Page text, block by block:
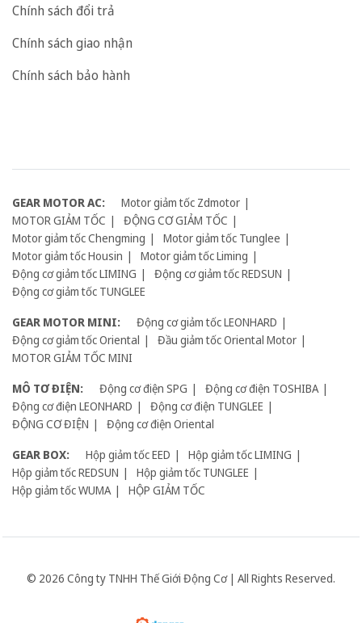
Chính sách đổi trả
Chính sách giao nhận
Chính sách bảo hành
GEAR MOTOR AC:
Motor giảm tốc Zdmotor
MOTOR GIẢM TỐC
ĐỘNG CƠ GIẢM TỐC
Motor giảm tốc Chengming
Motor giảm tốc Tunglee
Motor giảm tốc Housin
Motor giảm tốc Liming
Động cơ giảm tốc LIMING
Động cơ giảm tốc REDSUN
Động cơ giảm tốc TUNGLEE
GEAR MOTOR MINI:
Động cơ giảm tốc LEONHARD
Động cơ giảm tốc Oriental
Đầu giảm tốc Oriental Motor
MOTOR GIẢM TỐC MINI
MÔ TƠ ĐIỆN:
Động cơ điện SPG
Động cơ điện TOSHIBA
Động cơ điện LEONHARD
Động cơ điện TUNGLEE
ĐỘNG CƠ ĐIỆN
Động cơ điện Oriental
GEAR BOX:
Hộp giảm tốc EED
Hộp giảm tốc LIMING
Hộp giảm tốc REDSUN
Hộp giảm tốc TUNGLEE
Hộp giảm tốc WUMA
HỘP GIẢM TỐC
© 2026 Công ty TNHH Thế Giới Động Cơ | All Rights Reserved.